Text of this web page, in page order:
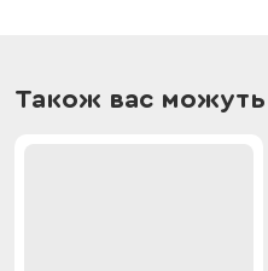
Також вас можуть